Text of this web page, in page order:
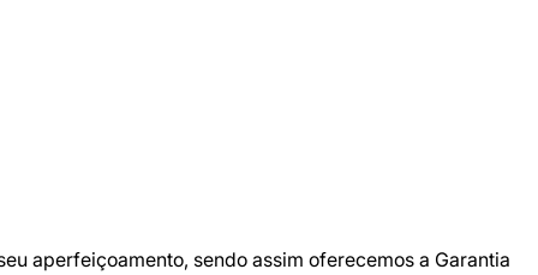
aperfeiçoamento, sendo assim oferecemos a Garantia